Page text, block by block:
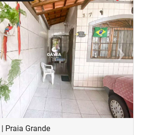
›Next
Praia Grande